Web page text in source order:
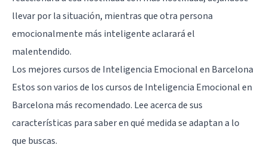
llevar por la situación, mientras que otra persona
emocionalmente más inteligente aclarará el
malentendido.
Los mejores cursos de Inteligencia Emocional en Barcelona
Estos son varios de los cursos de Inteligencia Emocional en
Barcelona más recomendado. Lee acerca de sus
características para saber en qué medida se adaptan a lo
que buscas.